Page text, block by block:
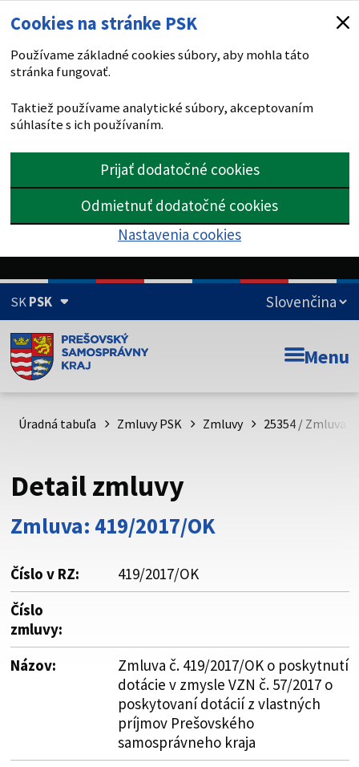
Cookies na stránke PSK
Používame základné cookies súbory, aby mohla táto
stránka fungovať.
Taktiež používame analytické súbory, akceptovaním
súhlasíte s ich používaním.
Prijať dodatočné cookies
Odmietnuť dodatočné cookies
Nastavenia cookies
SKPSK
Doména psk.sk je oficiálna
Toto je oficiálna webová stránka Prešovského
psk.sk.
Buďte pozorní a vždy sa uistite, že zdieľate informácie iba
cez zabezpečenú webovú stránku. Zabezpečená stránka
vždy začína https:// pred názvom domény webového sídla.
Menu
Úradná tabuľa Zmluvy PSK Zmluvy 25354 / Zmluva
Detail zmluvy
Zmluva: 419/2017/OK
Číslo v RZ:
419/2017/OK
Číslo
zmluvy:
Názov:
Zmluva č. 419/2017/OK o poskytnutí
dotácie v zmysle VZN č. 57/2017 o
poskytovaní dotácií z vlastných
príjmov Prešovského
samosprávneho kraja